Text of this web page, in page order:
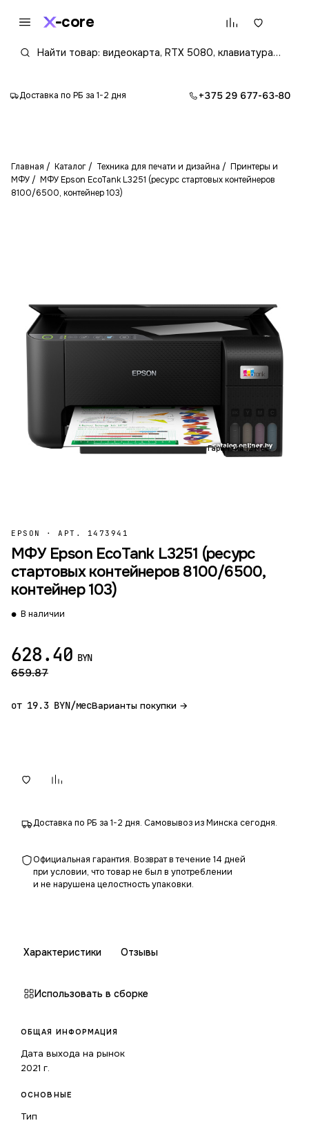
core
Доставка по РБ за 1-2 дня +375 29 677-63-80
Главная Каталог Техника для печати и дизайна
Принтеры и
МФУ
МФУ Epson EcoTank L3251 (ресурс стартовых контейнеров
8100/6500, контейнер 103)
Гарантия 12 мес.
EPSON · АРТ. 1473941
МФУ Epson EcoTank L3251 (ресурс
стартовых контейнеров 8100/6500,
контейнер 103)
В наличии
628.40 BYN
659.87
от 19.3 BYN/месВарианты покупки →
Доставка по РБ за 1-2 дня. Самовывоз из Минска сегодня.
Официальная гарантия. Возврат в течение 14 дней
при условии, что товар не был в употреблении
и не нарушена целостность упаковки.
Характеристики Отзывы
Использовать в сборке
ОБЩАЯ ИНФОРМАЦИЯ
Дата выхода на рынок
2021 г.
ОСНОВНЫЕ
Тип